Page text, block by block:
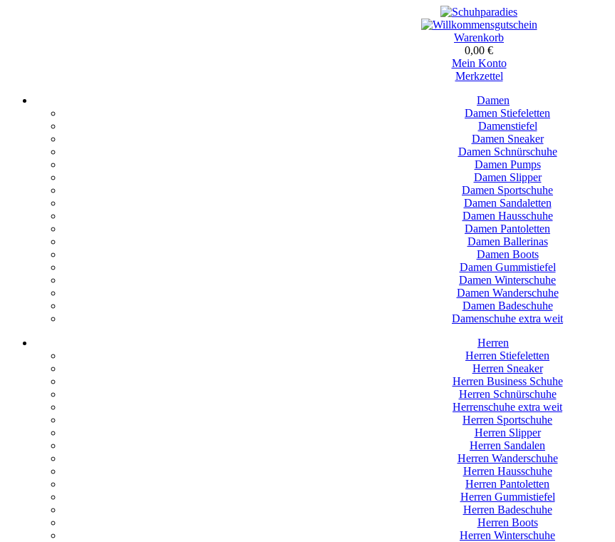
Warenkorb
0,00 €
Mein Konto
Merkzettel
Damen
Damen Stiefeletten
Damenstiefel
Damen Sneaker
Damen Schnürschuhe
Damen Pumps
Damen Slipper
Damen Sportschuhe
Damen Sandaletten
Damen Hausschuhe
Damen Pantoletten
Damen Ballerinas
Damen Boots
Damen Gummistiefel
Damen Winterschuhe
Damen Wanderschuhe
Damen Badeschuhe
Damenschuhe extra weit
Herren
Herren Stiefeletten
Herren Sneaker
Herren Business Schuhe
Herren Schnürschuhe
Herrenschuhe extra weit
Herren Sportschuhe
Herren Slipper
Herren Sandalen
Herren Wanderschuhe
Herren Hausschuhe
Herren Pantoletten
Herren Gummistiefel
Herren Badeschuhe
Herren Boots
Herren Winterschuhe